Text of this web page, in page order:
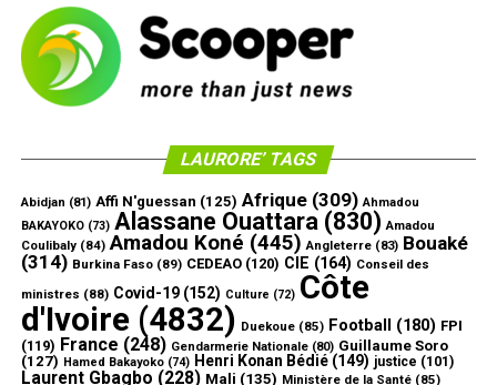
LAURORE’ TAGS
Abidjan (81) Affi N'guessan (125) Afrique(309) Ahmadou
BAKAYOKO(73) Alassane Ouattara (830) Amadou
Coulibaly(84) Amadou Koné (445) Angleterre(83) Bouaké
(314) Burkina Faso(89) CEDEAO(120) CIE (164) Conseil des
ministres (88) Covid-19(152) Culture (72) Côte
d'Ivoire(4832) Duekoue(85) Football (180) FPI
(119) France (248) Gendarmerie Nationale(80) Guillaume Soro
(127) Hamed Bakayoko(74) Henri Konan Bédié(149) justice (101)
Laurent Gbagbo (228) Mali (135) Ministère de la Santé(85)